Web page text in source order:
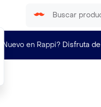
¿Nuevo en Rappi? Disfruta de